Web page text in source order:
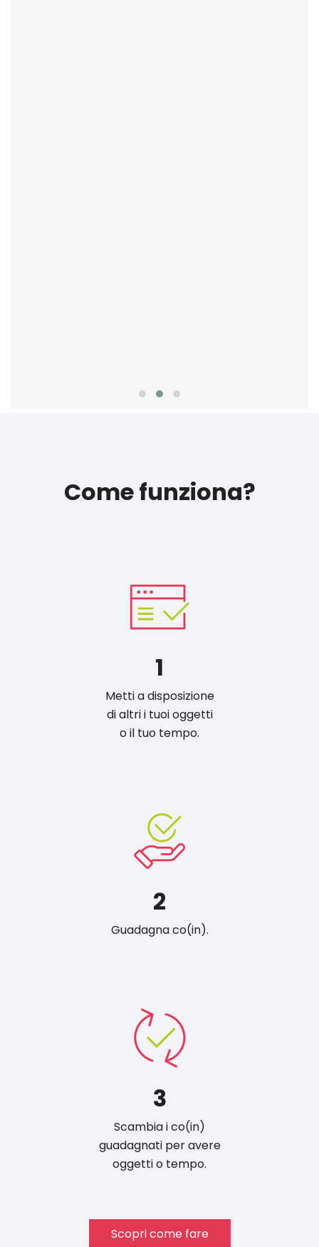
Come funziona?
1
Metti a disposizione
di altri i tuoi oggetti
o il tuo tempo.
2
Guadagna co(in).
3
Scambia i co(in)
guadagnati per avere
oggetti o tempo.
Scopri come fare